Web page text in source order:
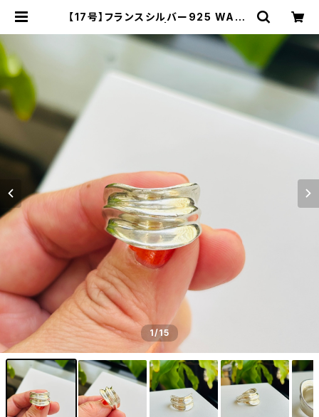
【17号】フランスシルバー925 WAVY
s & Vintage
1/15